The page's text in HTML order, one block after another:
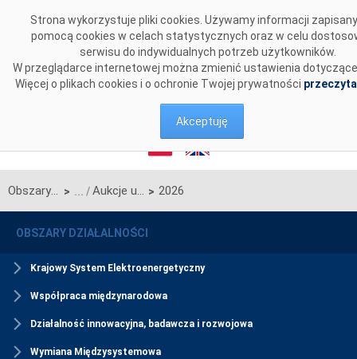
Strona wykorzystuje pliki cookies. Używamy informacji
pomocą cookies w celach statystycznych oraz w celu
serwisu do indywidualnych potrzeb użytkowników.
W przeglądarce internetowej można zmienić ustawienia
Więcej o plikach cookies i o ochronie Twojej prywatności
Akceptuję
Obszary działalności > Aukcje uzupełniające > 2026
OBSZARY DZIAŁALNOŚCI
Krajowy System Elektroenergetyczny
Współpraca międzynarodowa
Działalność innowacyjna, badawcza i rozwojowa
Wymiana Międzysystemowa